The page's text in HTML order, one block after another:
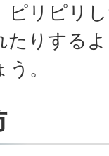
ピリピリ
たりする
。